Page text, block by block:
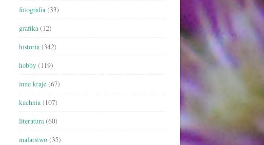
fotografia (33)
grafika (12)
historia (342)
hobby (119)
inne kraje (67)
kuchnia (107)
literatura (60)
malarstwo (35)